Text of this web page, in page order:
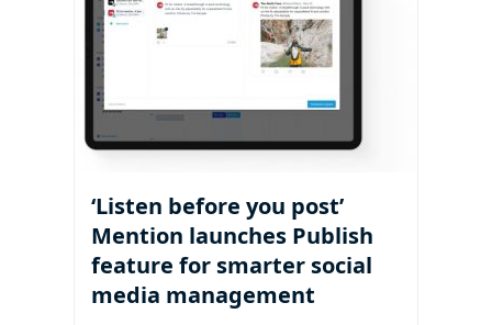
‘Listen before you post’
Mention launches Publish
feature for smarter social
media management